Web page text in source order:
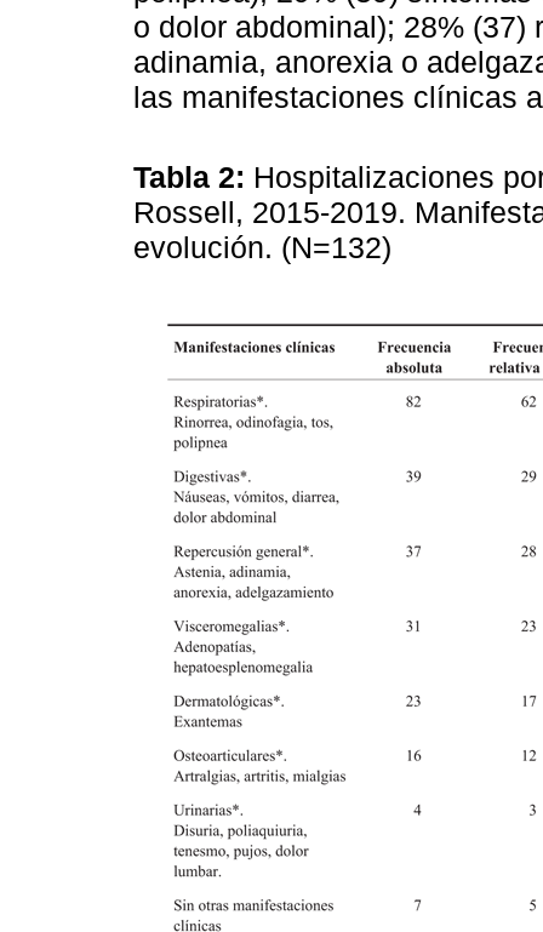
o dolor abdominal); 28%
adinamia, anorexia o
las manifestaciones clínicas
Tabla 2: Hospitalizaciones
Rossell, 2015-2019.
evolución. (N=132)